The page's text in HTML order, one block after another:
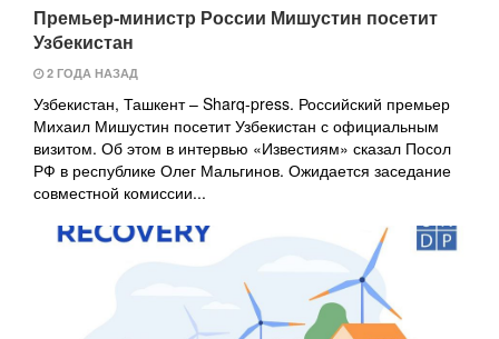
Премьер-министр России Мишустин посетит
Узбекистан
2 ГОДА НАЗАД
Узбекистан, Ташкент – Sharq-press. Российский премьер
Михаил Мишустин посетит Узбекистан с официальным
визитом. Об этом в интервью «Известиям» сказал Посол
РФ в республике Олег Мальгинов. Ожидается заседание
совместной комиссии...